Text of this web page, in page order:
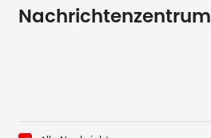
Nachrichtenzentrum